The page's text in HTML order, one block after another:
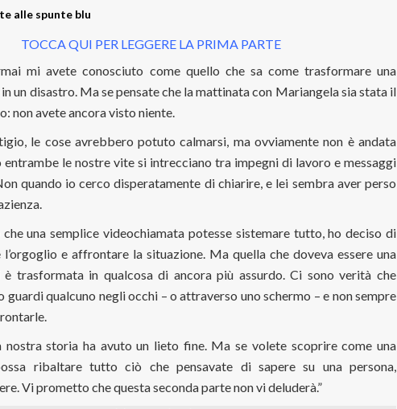
alle spunte blu
TOCCA QUI PER LEGGERE LA PRIMA PARTE
mi avete conosciuto come quello che sa come trasformare una
un disastro. Ma se pensate che la mattinata con Mariangela sia stata il
non avete ancora visto niente.
le cose avrebbero potuto calmarsi, ma ovviamente non è andata
entrambe le nostre vite si intrecciano tra impegni di lavoro e messaggi
quando io cerco disperatamente di chiarire, e lei sembra aver perso
che una semplice videochiamata potesse sistemare tutto, ho deciso di
e affrontare la situazione. Ma quella che doveva essere una
è trasformata in qualcosa di ancora più assurdo. Ci sono verità che
guardi qualcuno negli occhi – o attraverso uno schermo – e non sempre
storia ha avuto un lieto fine. Ma se volete scoprire come una
ribaltare tutto ciò che pensavate di sapere su una persona,
Vi prometto che questa seconda parte non vi deluderà.”